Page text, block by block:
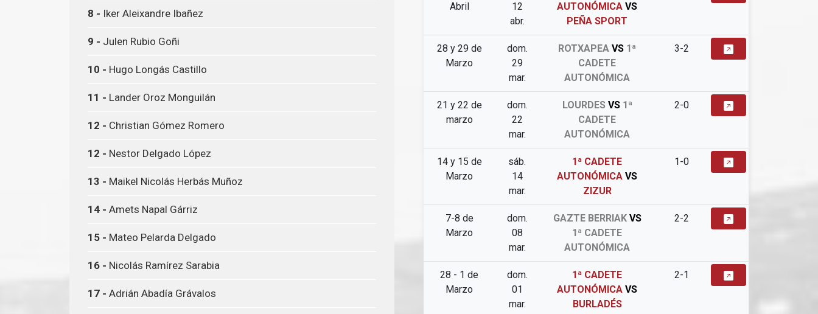
8 - Iker Aleixandre Ibañez
9 - Julen Rubio Goñi
10 - Hugo Longás Castillo
11 - Lander Oroz Monguilán
12 - Christian Gómez Romero
12 - Nestor Delgado López
13 - Maikel Nicolás Herbás Muñoz
14 - Amets Napal Gárriz
15 - Mateo Pelarda Delgado
16 - Nicolás Ramírez Sarabia
17 - Adrián Abadía Grávalos
Abril
12
abr.
AUTONÓMICA VS
PEÑA SPORT
28 y 29 de
Marzo
dom.
29
mar.
ROTXAPEA VS 1ª
CADETE
AUTONÓMICA
3-2
21 y 22 de
marzo
dom.
22
mar.
LOURDES VS1ª
CADETE
AUTONÓMICA
2-0
14 y 15 de
Marzo
sáb.
14
mar.
1ª CADETE
AUTONÓMICA VS
ZIZUR
1-0
7-8 de
Marzo
dom.
08
mar.
GAZTE BERRIAK VS
1ª CADETE
AUTONÓMICA
2-2
28 - 1 de
Marzo
dom.
01
mar.
1ª CADETE
AUTONÓMICA VS
BURLADÉS
2-1